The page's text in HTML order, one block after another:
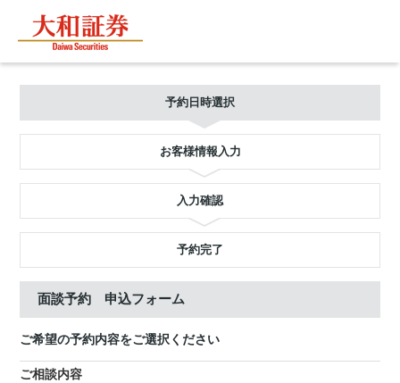
予約日時選択
お客様情報入力
入力確認
予約完了
面談予約 申込フォーム
ご希望の予約内容をご選択ください
ご相談内容